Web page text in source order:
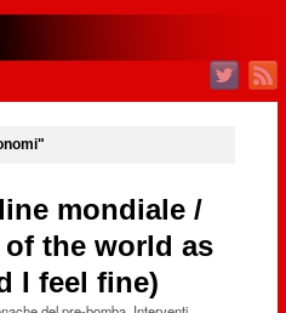
mondiale /
of the world as
I feel fine)